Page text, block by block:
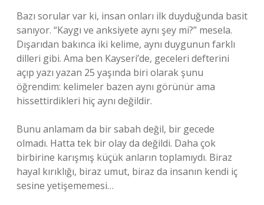
Bazı sorular var ki, insan onları ilk duyduğunda basit
sanıyor. “Kaygı ve anksiyete aynı şey mi?” mesela.
Dışarıdan bakınca iki kelime, aynı duygunun farklı
dilleri gibi. Ama ben Kayseri’de, geceleri defterini
açıp yazı yazan 25 yaşında biri olarak şunu
öğrendim: kelimeler bazen aynı görünür ama
hissettirdikleri hiç aynı değildir.
Bunu anlamam da bir sabah değil, bir gecede
olmadı. Hatta tek bir olay da değildi. Daha çok
birbirine karışmış küçük anların toplamıydı. Biraz
hayal kırıklığı, biraz umut, biraz da insanın kendi iç
sesine yetişememesi…